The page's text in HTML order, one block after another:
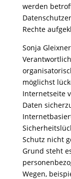
werden
Rechte
Sonja
möglichst
Internetseite
Daten
Schutz nicht
Grund steht
Wegen,